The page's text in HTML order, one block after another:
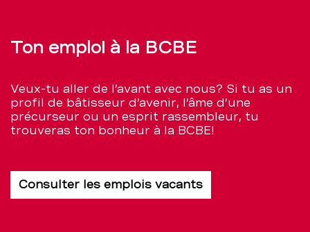
Ton emploi à la BCBE
Veux-tu aller de l’avant avec nous? Si tu as un
profil de bâtisseur d’avenir, l’âme d’une
précurseur ou un esprit rassembleur, tu
trouveras ton bonheur à la BCBE!
Consulter les emplois vacants